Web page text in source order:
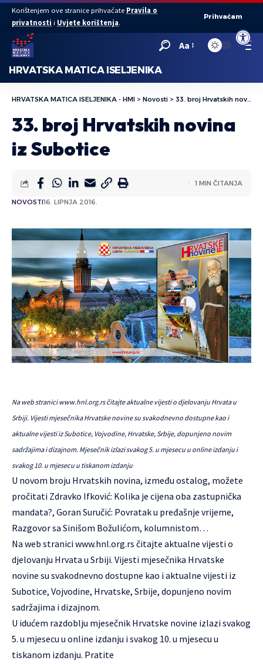
Open
Korištenjem ove stranice prihvaćate Pravila o
privatnosti i Uvjete korištenja.
Prihvaćam
Aa
HRVATSKA MATICA ISELJENIKA
HRVATSKA MATICA ISELJENIKA - HMI > Novosti > 33. broj Hrvatskih novina iz Subotice
33. broj Hrvatskih novina
iz Subotice
NOVOSTI16. LIPNJA 2016.
1 MIN ČITANJA
Na web straniciwww.hnl.org.rsčitajte aktualne vijesti o djelovanju Hrvata u
Srbiji. Vijesti mjesečnika Hrvatske novine su svakodnevno dostupne kao i
aktualne vijesti iz Subotice, Vojvodine, Hrvatske, Srbije, dopunjeno novim
sadržajima i dizajnom. Mjesečnik izlazi svakog 5. u mjesecu u online izdanju i
svakog 10. u mjesecu u tiskanom izdanju
U novom broju Hrvatskih novina, između ostalog, možete
pročitati Zdravko Ifković: Kolika je cijena oba zastupnička
mandata?, Goran Suručić: Povratak u pređašnje vrijeme,
Razgovor sa Sinišom Božulićom, kolumnistom…
Na web stranici www.hnl.org.rs čitajte aktualne vijesti o
djelovanju Hrvata u Srbiji. Vijesti mjesečnika Hrvatske
novine su svakodnevno dostupne kao i aktualne vijesti iz
Subotice, Vojvodine, Hrvatske, Srbije, dopunjeno novim
sadržajima i dizajnom.
U idućem razdoblju mjesečnik Hrvatske novine izlazi svakog
5. u mjesecu u online izdanju i svakog 10. u mjesecu u
tiskanom izdanju. Pratite